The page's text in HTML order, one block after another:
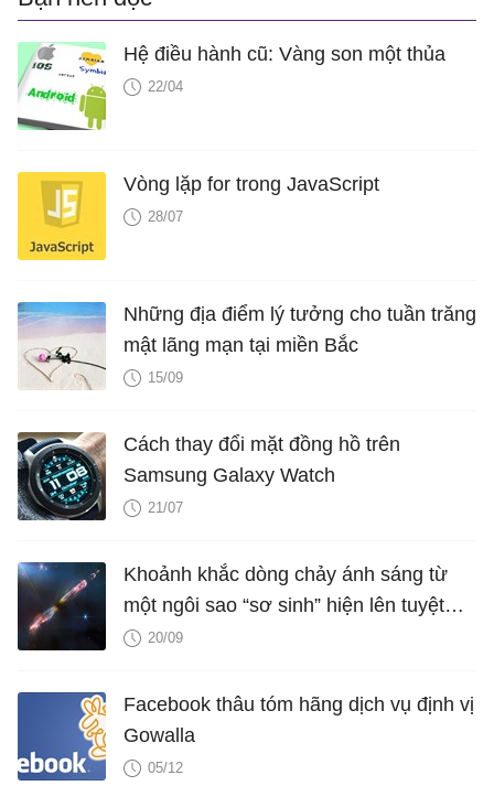
Hệ điều hành cũ: Vàng son một thủa
22/04
Vòng lặp for trong JavaScript
28/07
Những địa điểm lý tưởng cho tuần trăng
mật lãng mạn tại miền Bắc
15/09
Cách thay đổi mặt đồng hồ trên
Samsung Galaxy Watch
21/07
Khoảnh khắc dòng chảy ánh sáng từ
một ngôi sao “sơ sinh” hiện lên tuyệt
đẹp trong con mắt của kính thiên văn
20/09
Facebook thâu tóm hãng dịch vụ định vị
Gowalla
05/12